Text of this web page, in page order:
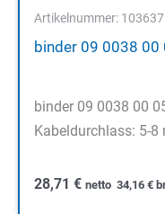
Artikelnummer: 103637
binder 09 0038 00
binder 09 0038 00
Kabeldurchlass: 5-8
28,71 € netto 34,16 €